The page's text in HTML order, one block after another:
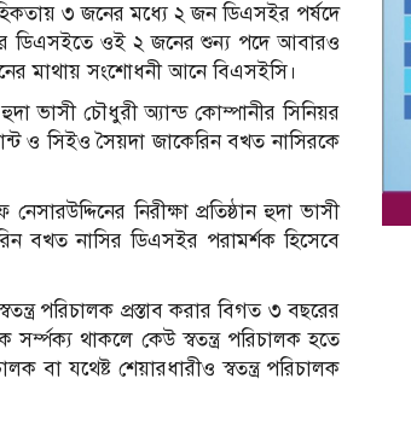
৩ জনের মধ্যে ২ জন ডিএসইর পর্ষদে
ডিএসইতে ওই ২ জনের শুন্য পদে আবারও
মাথায় সংশোধনী আনে বিএসইসি।
ভাসী চৌধুরী অ্যান্ড কোম্পানীর সিনিয়র
ও সিইও সৈয়দা জাকেরিন বখত নাসিরকে
নিরীক্ষা প্রতিষ্ঠান হুদা ভাসী
বখত নাসির ডিএসইর পরামর্শক হিসেবে
পরিচালক প্রস্তাব করার বিগত ৩ বছরের
সর্ম্পক্য থাকলে কেউ স্বতন্ত্র পরিচালক হতে
বা যথেষ্ট শেয়ারধারীও স্বতন্ত্র পরিচালক